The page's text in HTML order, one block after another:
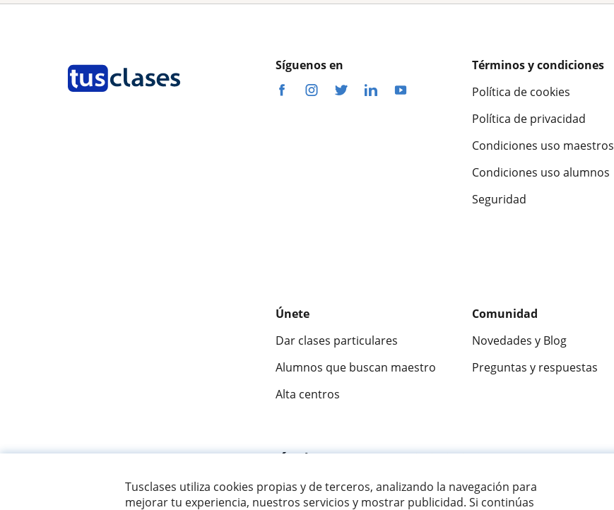
Tusclases utiliza cookies propias y de terceros, analizando la navegación para
mejorar tu experiencia, nuestros servicios y mostrar publicidad. Si continúas
Síguenos en
Términos y condiciones
Política de cookies
Política de privacidad
Condiciones uso maestros
Condiciones uso alumnos
Seguridad
Únete
Dar clases particulares
Alumnos que buscan maestro
Alta centros
Comunidad
Novedades y Blog
Preguntas y respuestas
Fantástica 9,5/10 ★★★★★
© 2007 - 2026 Tusclases.mx